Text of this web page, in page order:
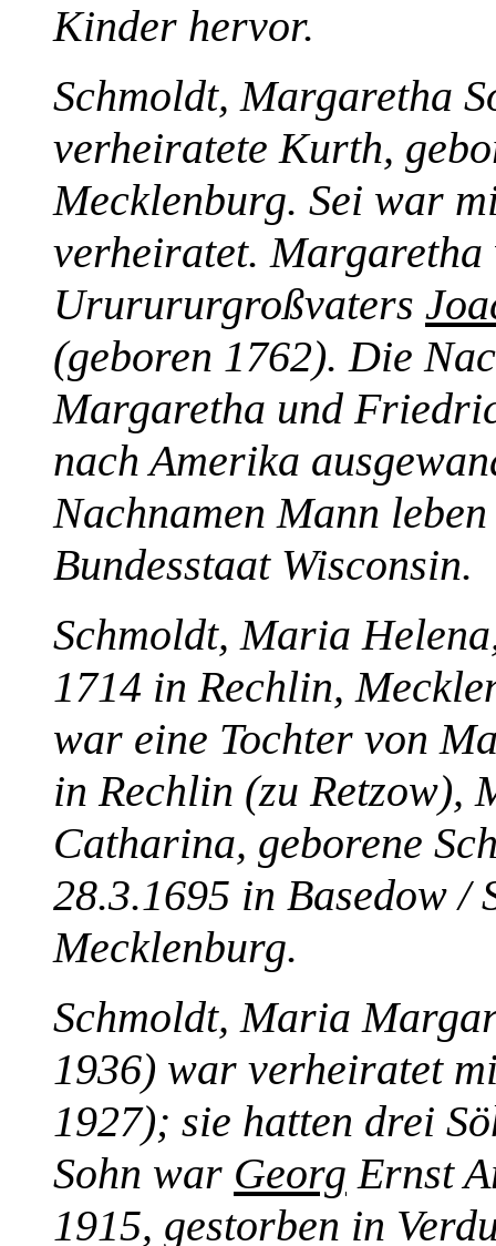
Kinder hervor.
Schmoldt, Margaretha
verheiratete Kurth,
Mecklenburg. Sei war
verheiratet. Margaretha
Ururururgroßvaters
(geboren 1762). Die
Margaretha und
nach Amerika
Nachnamen Mann
Bundesstaat Wisconsin.
Schmoldt, Maria
1714 in Rechlin,
war eine Tochter von
in Rechlin (zu Retzow),
Catharina, geborene
28.3.1695 in Basedow /
Mecklenburg.
Schmoldt, Maria
1936) war verheiratet
1927); sie hatten drei
Sohn war Georg Ernst
1915, gestorben in